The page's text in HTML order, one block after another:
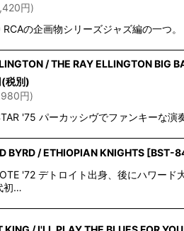
円)
RCAの企画物シリーズジャズ編の一つ
/ THE RAY ELLINGTON BIG
(税別)
円)
'75 パーカッシヴでファンキーな
BYRD / ETHIOPIAN KNIGHTS [BST-
'72 デトロイト出身、後にハワー
初…